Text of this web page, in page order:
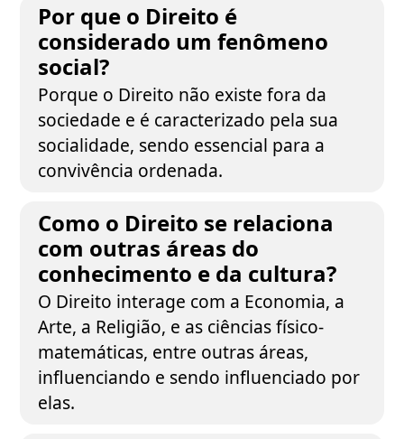
Por que o Direito é
considerado um fenômeno
social?
Porque o Direito não existe fora da
sociedade e é caracterizado pela sua
socialidade, sendo essencial para a
convivência ordenada.
Como o Direito se relaciona
com outras áreas do
conhecimento e da cultura?
O Direito interage com a Economia, a
Arte, a Religião, e as ciências físico-
matemáticas, entre outras áreas,
influenciando e sendo influenciado por
elas.